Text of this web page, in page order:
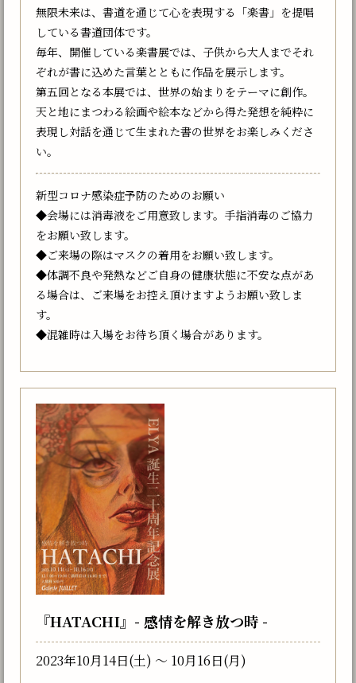
無限未来は、書道を通じて心を表現する「楽書」を提唱
している書道団体です。
毎年、開催している楽書展では、子供から大人までそれ
ぞれが書に込めた言葉とともに作品を展示します。
第五回となる本展では、世界の始まりをテーマに創作。
天と地にまつわる絵画や絵本などから得た発想を純粋に
表現し対話を通じて生まれた書の世界をお楽しみくださ
い。
新型コロナ感染症予防のためのお願い
◆会場には消毒液をご用意致します。手指消毒のご協力
をお願い致します。
◆ご来場の際はマスクの着用をお願い致します。
◆体調不良や発熱などご自身の健康状態に不安な点があ
る場合は、ご来場をお控え頂けますようお願い致しま
す。
◆混雑時は入場をお待ち頂く場合があります。
『HATACHI』- 感情を解き放つ時 -
2023年10月14日(土) 〜 10月16日(月)